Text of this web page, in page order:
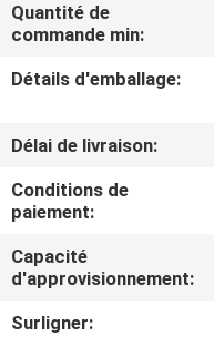
CONTRÔLE
DE
PLAN
DU
SITE
PRIVACY
Quantité de
commande min:
Détails d'emballage:
Délai de livraison:
Conditions de
paiement:
Capacité
d'approvisionnement:
Surligner: